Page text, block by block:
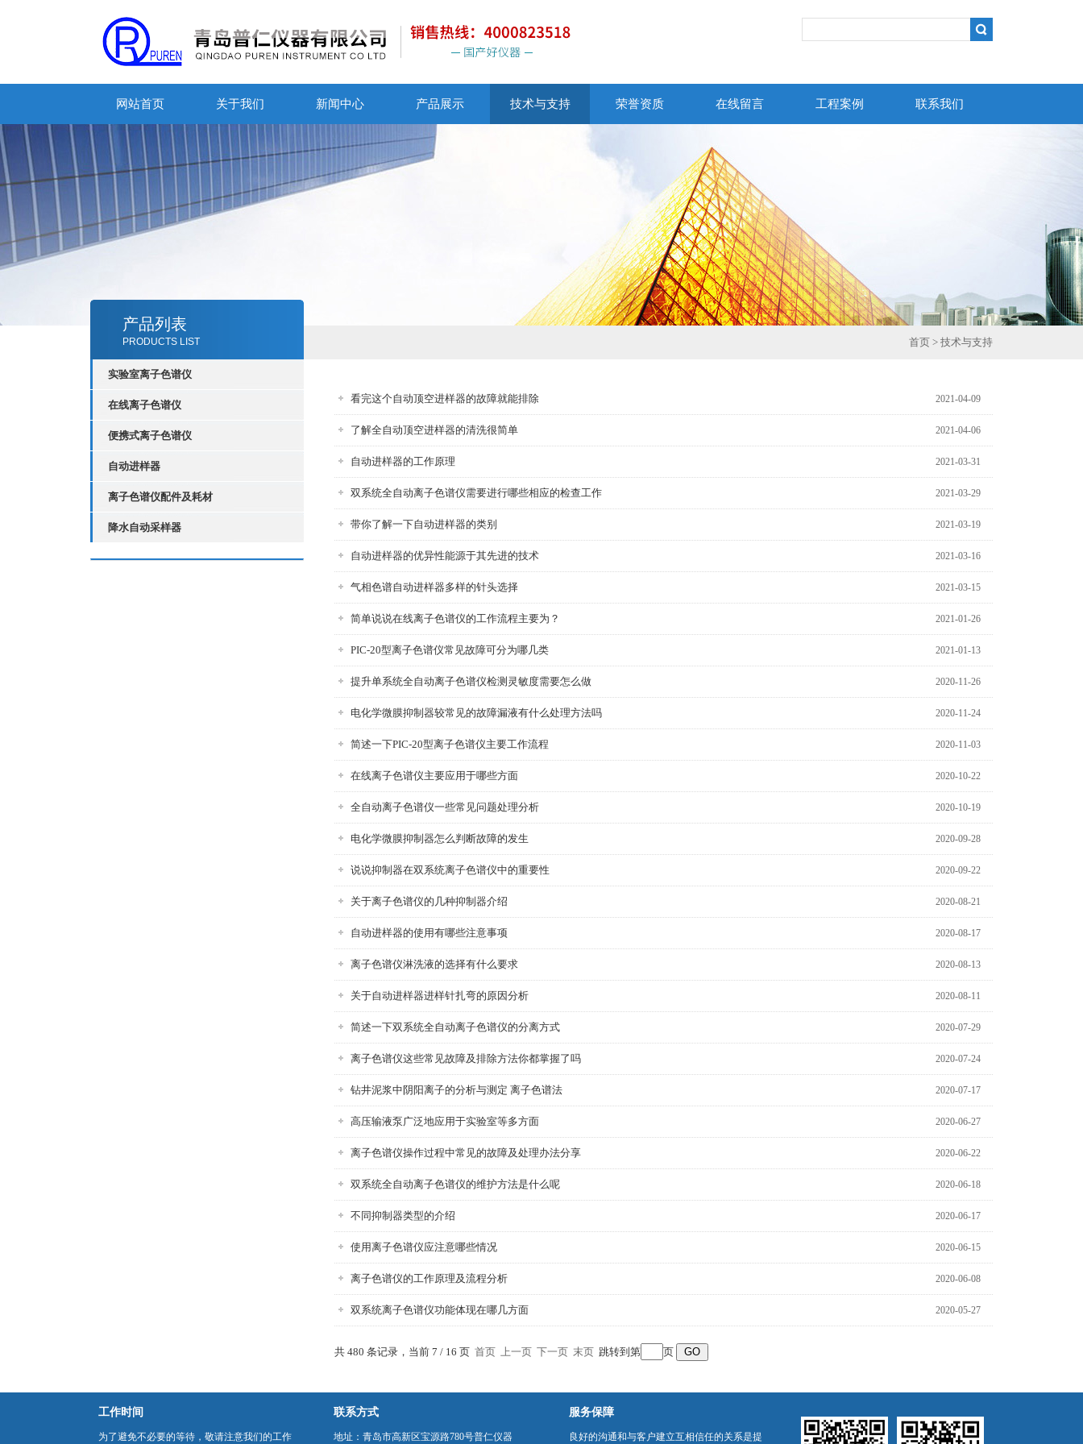
网站首页 关于我们 新闻中心 产品展示 技术与支持 荣誉资质 在线留言 工程案例 联系我们
产品列表
PRODUCTS LIST
实验室离子色谱仪
在线离子色谱仪
便携式离子色谱仪
自动进样器
离子色谱仪配件及耗材
降水自动采样器
首页 > 技术与支持
看完这个自动顶空进样器的故障就能排除 2021-04-09
了解全自动顶空进样器的清洗很简单 2021-04-06
自动进样器的工作原理 2021-03-31
双系统全自动离子色谱仪需要进行哪些相应的检查工作 2021-03-29
带你了解一下自动进样器的类别 2021-03-19
自动进样器的优异性能源于其先进的技术 2021-03-16
气相色谱自动进样器多样的针头选择 2021-03-15
简单说说在线离子色谱仪的工作流程主要为？ 2021-01-26
PIC-20型离子色谱仪常见故障可分为哪几类 2021-01-13
提升单系统全自动离子色谱仪检测灵敏度需要怎么做 2020-11-26
电化学微膜抑制器较常见的故障漏液有什么处理方法吗 2020-11-24
简述一下PIC-20型离子色谱仪主要工作流程 2020-11-03
在线离子色谱仪主要应用于哪些方面 2020-10-22
全自动离子色谱仪一些常见问题处理分析 2020-10-19
电化学微膜抑制器怎么判断故障的发生 2020-09-28
说说抑制器在双系统离子色谱仪中的重要性 2020-09-22
关于离子色谱仪的几种抑制器介绍 2020-08-21
自动进样器的使用有哪些注意事项 2020-08-17
离子色谱仪淋洗液的选择有什么要求 2020-08-13
关于自动进样器进样针扎弯的原因分析 2020-08-11
简述一下双系统全自动离子色谱仪的分离方式 2020-07-29
离子色谱仪这些常见故障及排除方法你都掌握了吗 2020-07-24
钻井泥浆中阴阳离子的分析与测定 离子色谱法 2020-07-17
高压输液泵广泛地应用于实验室等多方面 2020-06-27
离子色谱仪操作过程中常见的故障及处理办法分享 2020-06-22
双系统全自动离子色谱仪的维护方法是什么呢 2020-06-18
不同抑制器类型的介绍 2020-06-17
使用离子色谱仪应注意哪些情况 2020-06-15
离子色谱仪的工作原理及流程分析 2020-06-08
双系统离子色谱仪功能体现在哪几方面 2020-05-27
共 480 条记录，当前 7 / 16 页 首页 上一页 下一页 末页 跳转到第 页
工作时间
为了避免不必要的等待，敬请注意我们的工作
联系方式
地址：青岛市高新区宝源路780号普仁仪器
服务保障
良好的沟通和与客户建立互相信任的关系是提